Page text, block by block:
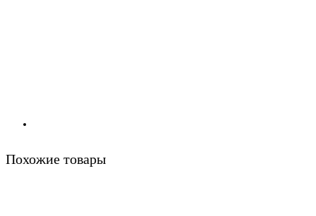
Похожие товары